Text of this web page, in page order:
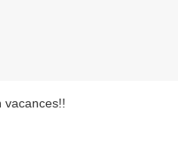
vacances!!